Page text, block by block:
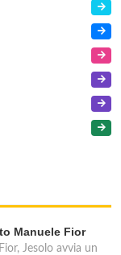
Manuele Fior
Jesolo avvia un